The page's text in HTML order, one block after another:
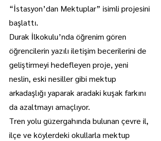
“İstasyon’dan Mektuplar” isimli projesini
başlattı.
Durak İlkokulu’nda öğrenim gören
öğrencilerin yazılı iletişim becerilerini de
geliştirmeyi hedefleyen proje, yeni
neslin, eski nesiller gibi mektup
arkadaşlığı yaparak aradaki kuşak farkını
da azaltmayı amaçlıyor.
Tren yolu güzergahında bulunan çevre il,
ilçe ve köylerdeki okullarla mektup